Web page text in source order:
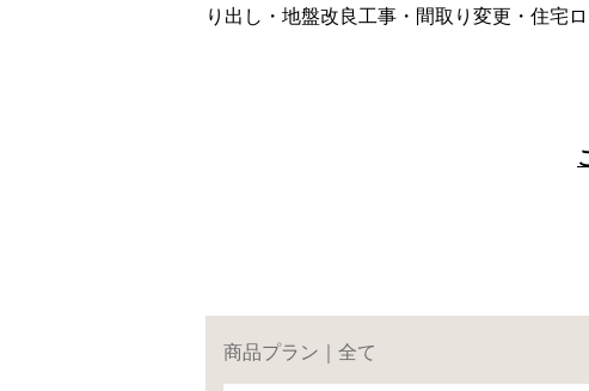
り出し・地盤改良工事・間取り変更・住宅
商品プラン｜全て